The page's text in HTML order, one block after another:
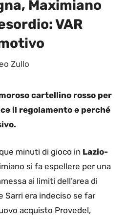
Maximiano
VAR
Zullo
cartellino rosso per
il regolamento e perché
minuti di gioco in Lazio-
si fa espellere per una
ai limiti dell’area di
Sarri era indeciso se far
acquisto Provedel,